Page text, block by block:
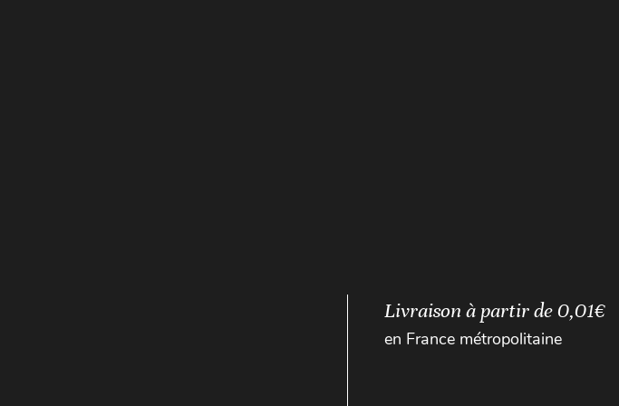
Livraison à partir de 0,01€
en France métropolitaine